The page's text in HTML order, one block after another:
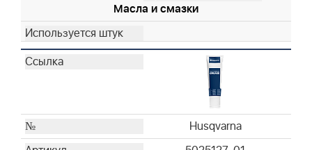
Husqvarna
Husqvarna
Husqvarna
Husqvarna
Husqvarna
Husqvarna
Husqvarna
Масла и смазки
Husqvarna